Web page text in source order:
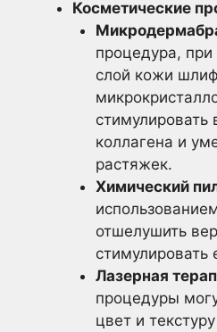
Косметические
процедура, при
слой кожи
стимулировать
коллагена и
растяжек.
Химический
отшелушить
стимулировать
Лазерная
процедуры
цвет и